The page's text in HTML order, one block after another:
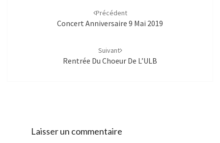
Précédent
Concert Anniversaire 9 Mai 2019
Suivant
Rentrée Du Choeur De L’ULB
Laisser un commentaire